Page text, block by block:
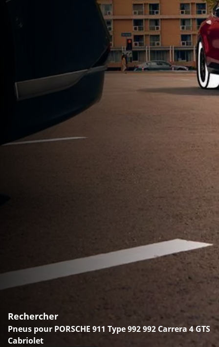
Rechercher
Pneus pour PORSCHE 911 Type 992 992 Carrera 4 GTS
Cabriolet